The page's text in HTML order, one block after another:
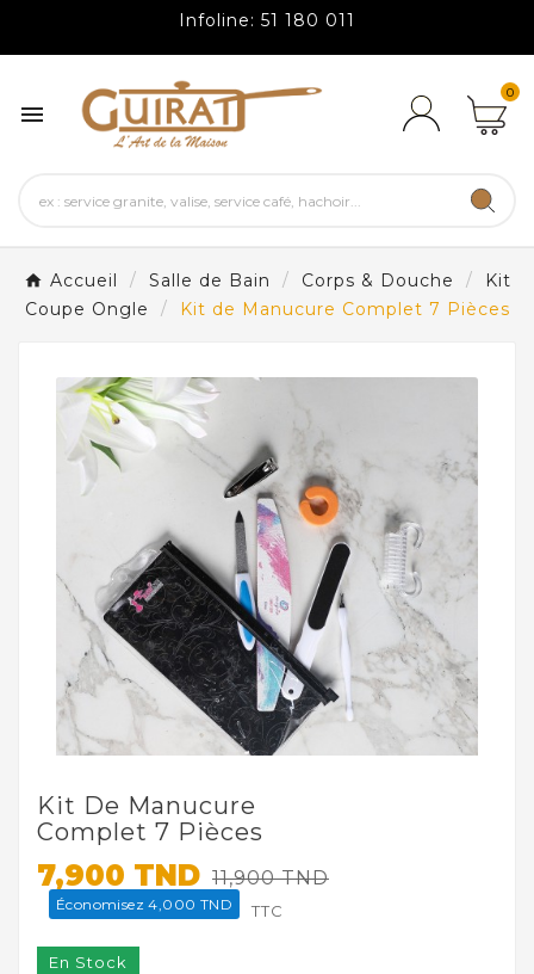
Infoline: 51 180 011

0
Accueil Salle de Bain Corps & Douche
Kit
Coupe Ongle
Kit de Manucure Complet 7 Pièces
Kit De Manucure
Complet 7 Pièces
7,900 TND 11,900 TND
Économisez 4,000 TND TTC
En Stock